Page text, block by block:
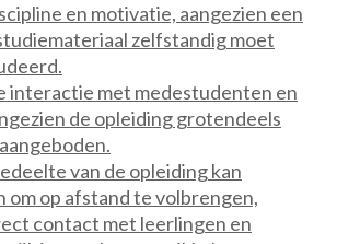
en motivatie, aangezien een
zelfstandig moet
interactie met medestudenten en
de opleiding grotendeels
van de opleiding kan
om op afstand te volbrengen,
contact met leerlingen en